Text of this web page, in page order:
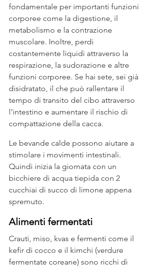
fondamentale per importanti funzioni
corporee come la digestione, il
metabolismo e la contrazione
muscolare. Inoltre, perdi
costantemente liquidi attraverso la
respirazione, la sudorazione e altre
funzioni corporee. Se hai sete, sei già
disidratato, il che può rallentare il
tempo di transito del cibo attraverso
l'intestino e aumentare il rischio di
compattazione della cacca.
Le bevande calde possono aiutare a
stimolare i movimenti intestinali.
Quindi inizia la giornata con un
bicchiere di acqua tiepida con 2
cucchiai di succo di limone appena
spremuto.
Alimenti fermentati
Crauti, miso, kvas e fermenti come il
kefir di cocco e il kimchi (verdure
fermentate coreane) sono ricchi di